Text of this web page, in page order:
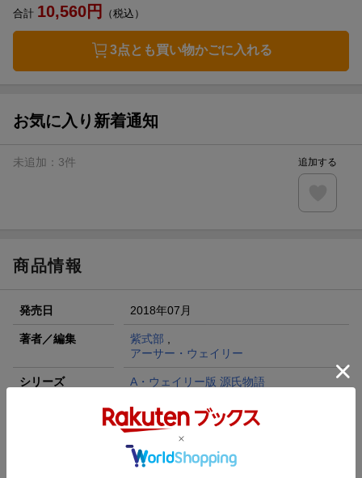
合計 10,560円 （税込）
3点とも買い物かごに入れる
お気に入り新着通知
未追加： 3件 追加する
商品情報
発売日 2018年07月
著者／編集 紫式部
アーサー・ウェイリー
シリーズ A・ウェイリー版 源氏物語
左右社
701p